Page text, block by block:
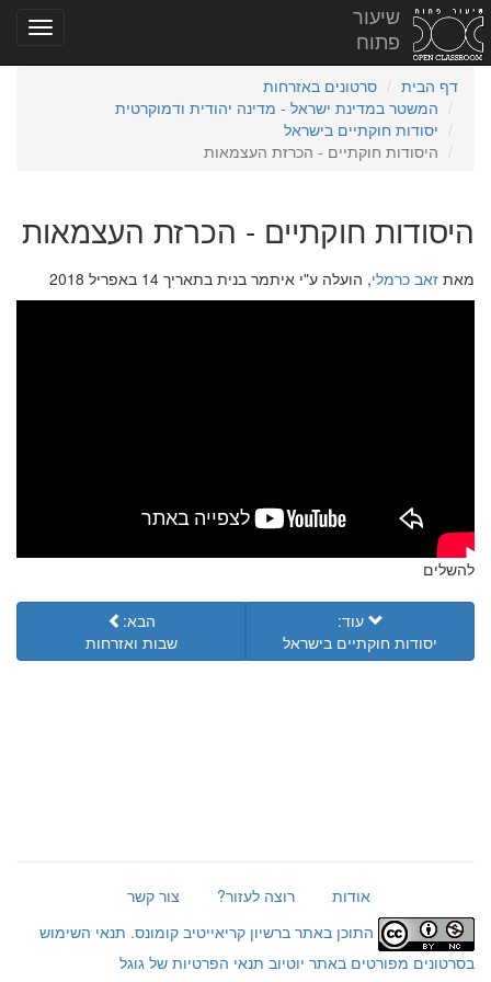
שיעור
פתוח
דף הבית
סרטונים באזרחות
המשטר במדינת ישראל - מדינה יהודית ודמוקרטית
יסודות חוקתיים בישראל
היסודות חוקתיים - הכרזת העצמאות
היסודות חוקתיים - הכרזת העצמאות
מאת זאב כרמלי, הועלה ע"י איתמר בנית בתאריך 14 באפריל 2018
להשלים
עוד:
יסודות חוקתיים בישראל
הבא:
שבות ואזרחות
אודות רוצה לעזור?
צור קשר
התוכן באתר ברשיון קריאייטיב קומונס. תנאי השימוש
בסרטונים מפורטים באתר יוטיוב תנאי הפרטיות של גוגל